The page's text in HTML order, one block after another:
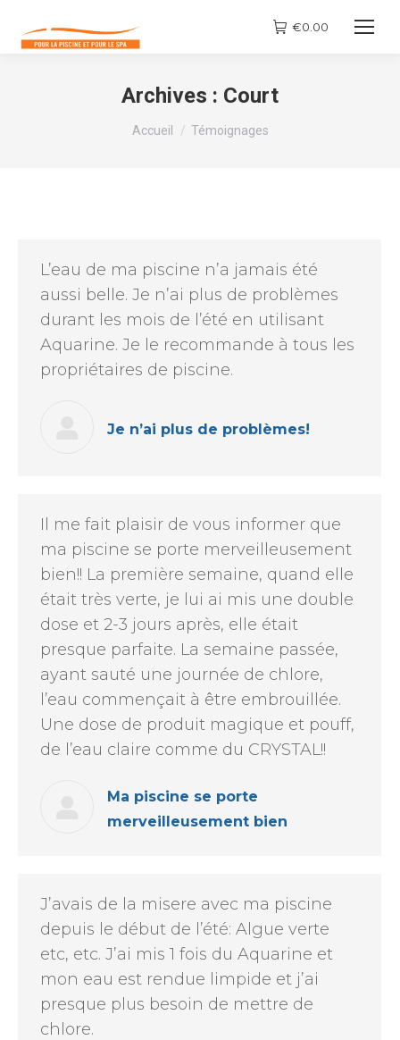
€0.00
Archives : Court
Vous êtes ici :
Accueil Témoignages
L’eau de ma piscine n’a jamais été
aussi belle. Je n’ai plus de problèmes
durant les mois de l’été en utilisant
Aquarine. Je le recommande à tous les
propriétaires de piscine.
Je n’ai plus de problèmes!
Il me fait plaisir de vous informer que
ma piscine se porte merveilleusement
bien!! La première semaine, quand elle
était très verte, je lui ai mis une double
dose et 2-3 jours après, elle était
presque parfaite. La semaine passée,
ayant sauté une journée de chlore,
l’eau commençait à être embrouillée.
Une dose de produit magique et pouff,
de l’eau claire comme du CRYSTAL!!
Ma piscine se porte
merveilleusement bien
J’avais de la misere avec ma piscine
depuis le début de l’été: Algue verte
etc, etc. J’ai mis 1 fois du Aquarine et
mon eau est rendue limpide et j’ai
presque plus besoin de mettre de
chlore.